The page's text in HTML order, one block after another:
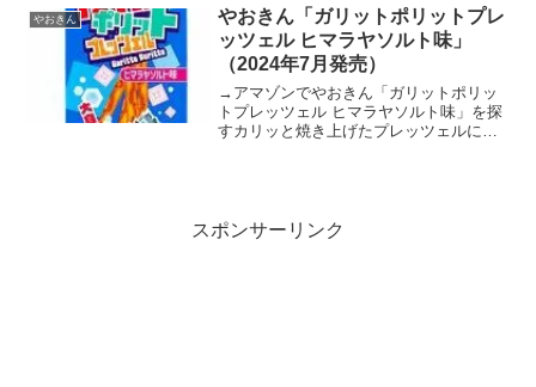
び・かに・小麦・ごま・大豆を含む）原
産国 マレーシア賞味期限 ...
やおきん
やおきん「ガリットポリットプレ
ッツェル ヒマラヤソルト味」
（2024年7月発売）
→アマゾンでやおきん「ガリットポリッ
トプレッツェル ヒマラヤソルト味」を探
すカリッと焼き上げたプレッツェルにマ
スポンサーリンク